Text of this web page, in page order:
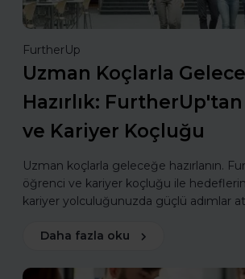
FurtherUp
Uzman Koçlarla
Hazırlık:
ve Kariyer Koçluğu
Uzman koçlarla geleceğe hazırlanın.
öğrenci ve kariyer koçluğu ile
kariyer yolculuğunuzda güçlü adımlar
Daha fazla oku